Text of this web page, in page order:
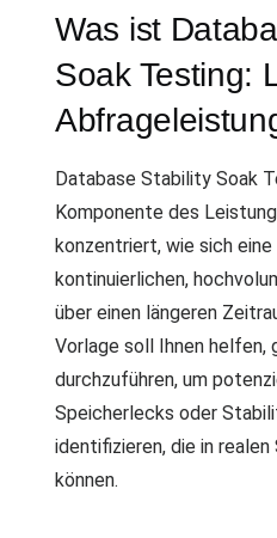
Was ist
Soak Testing:
Database Stability Soak
Komponente des
konzentriert, wie sich
kontinuierlichen,
über einen längeren
Vorlage soll Ihnen helfen,
durchzuführen, um
Speicherlecks oder
identifizieren, die in
können.